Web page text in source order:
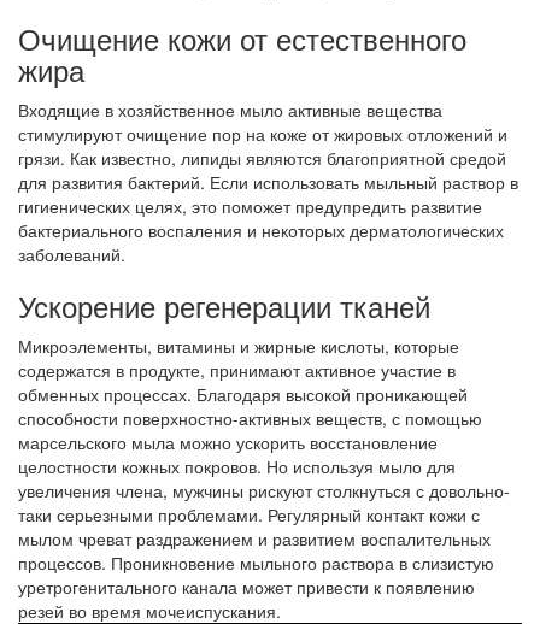
Очищение кожи от естественного
жира
Входящие в хозяйственное мыло активные вещества
стимулируют очищение пор на коже от жировых отложений и
грязи. Как известно, липиды являются благоприятной средой
для развития бактерий. Если использовать мыльный раствор в
гигиенических целях, это поможет предупредить развитие
бактериального воспаления и некоторых дерматологических
заболеваний.
Ускорение регенерации тканей
Микроэлементы, витамины и жирные кислоты, которые
содержатся в продукте, принимают активное участие в
обменных процессах. Благодаря высокой проникающей
способности поверхностно-активных веществ, с помощью
марсельского мыла можно ускорить восстановление
целостности кожных покровов. Но используя мыло для
увеличения члена, мужчины рискуют столкнуться с довольно-
таки серьезными проблемами. Регулярный контакт кожи с
мылом чреват раздражением и развитием воспалительных
процессов. Проникновение мыльного раствора в слизистую
уретрогенитального канала может привести к появлению
резей во время мочеиспускания.